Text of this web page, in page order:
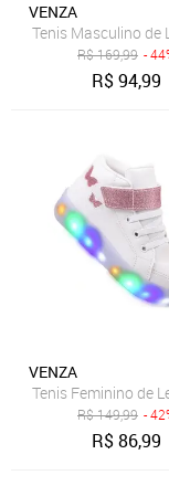
VENZA
Tenis Masculino de
R$169,99 -
R$94,99
VENZA
Tenis Feminino de
R$149,99 -
R$86,99